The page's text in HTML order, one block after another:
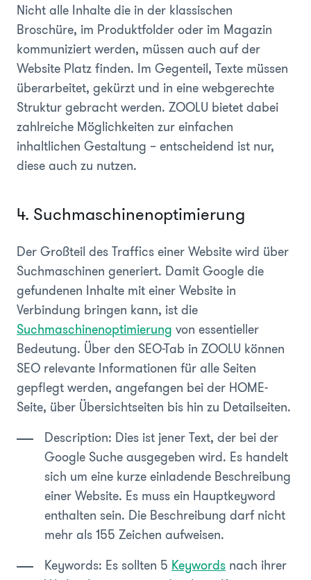
Nicht alle Inhalte die in der klassischen
Broschüre, im Produktfolder oder im Magazin
kommuniziert werden, müssen auch auf der
Website Platz finden. Im Gegenteil, Texte müssen
überarbeitet, gekürzt und in eine webgerechte
Struktur gebracht werden. ZOOLU bietet dabei
zahlreiche Möglichkeiten zur einfachen
inhaltlichen Gestaltung – entscheidend ist nur,
diese auch zu nutzen.
4. Suchmaschinenoptimierung
Der Großteil des Traffics einer Website wird über
Suchmaschinen generiert. Damit Google die
gefundenen Inhalte mit einer Website in
Verbindung bringen kann, ist die
Suchmaschinenoptimierung von essentieller
Bedeutung. Über den SEO-Tab in ZOOLU können
SEO relevante Informationen für alle Seiten
gepflegt werden, angefangen bei der HOME-
Seite, über Übersichtseiten bis hin zu Detailseiten.
Description: Dies ist jener Text, der bei der
Google Suche ausgegeben wird. Es handelt
sich um eine kurze einladende Beschreibung
einer Website. Es muss ein Hauptkeyword
enthalten sein. Die Beschreibung darf nicht
mehr als 155 Zeichen aufweisen.
Keywords: Es sollten 5 Keywords nach ihrer